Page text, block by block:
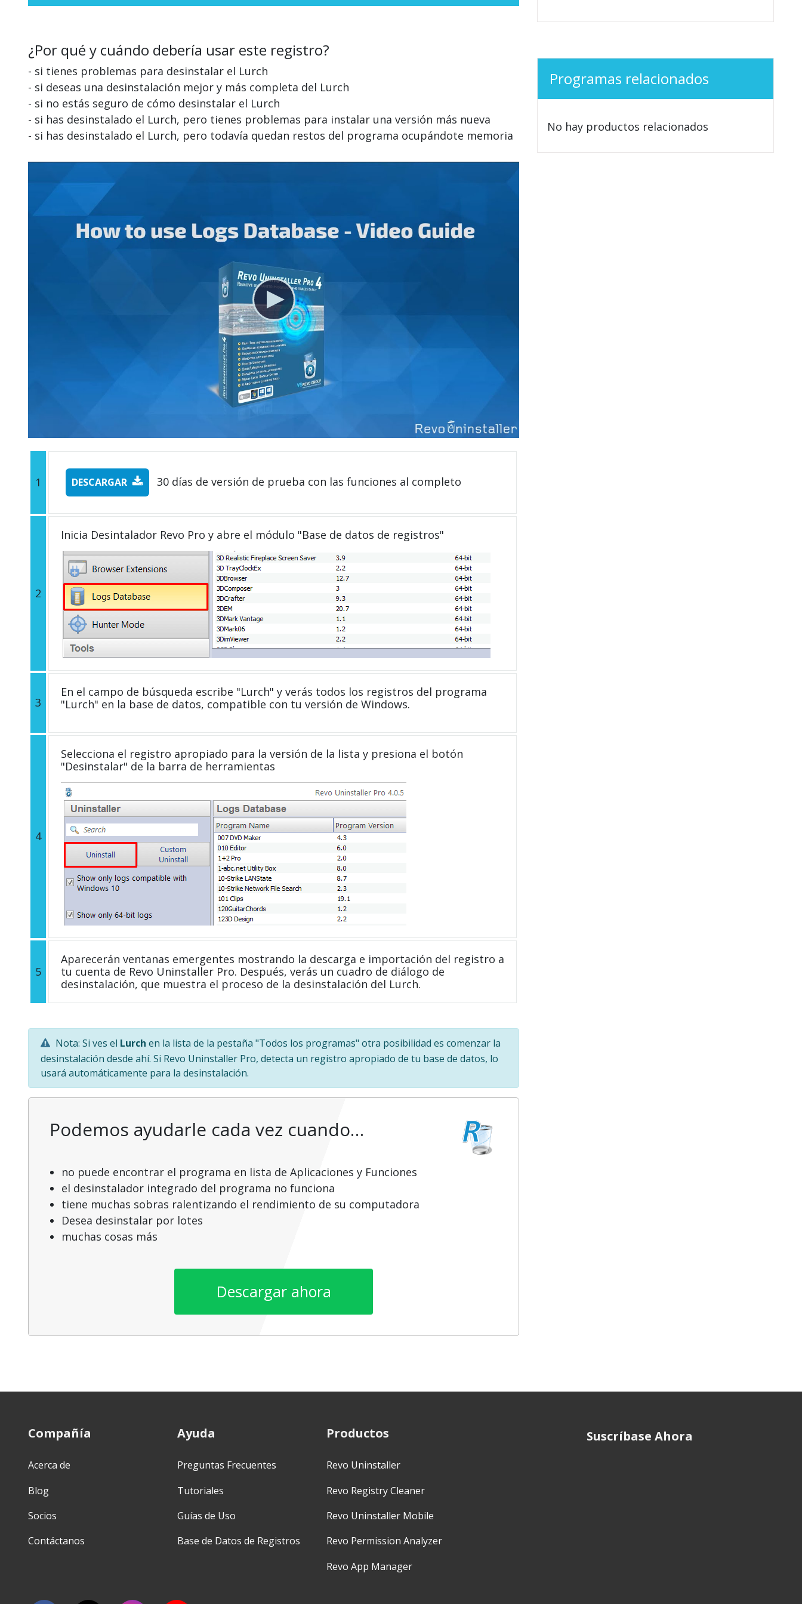
¿Por qué y cuándo debería usar este registro?
- si tienes problemas para desinstalar el Lurch
- si deseas una desinstalación mejor y más completa del Lurch
- si no estás seguro de cómo desinstalar el Lurch
- si has desinstalado el Lurch, pero tienes problemas para instalar una versión más nueva
- si has desinstalado el Lurch, pero todavía quedan restos del programa ocupándote memoria
1 DESCARGAR 30 días de versión de prueba con las funciones al completo
2
Inicia Desintalador Revo Pro y abre el módulo "Base de datos de registros"
3
En el campo de búsqueda escribe "Lurch" y verás todos los registros del programa
"Lurch" en la base de datos, compatible con tu versión de Windows.
4
Selecciona el registro apropiado para la versión de la lista y presiona el botón
"Desinstalar" de la barra de herramientas
5
Aparecerán ventanas emergentes mostrando la descarga e importación del registro a
tu cuenta de Revo Uninstaller Pro. Después, verás un cuadro de diálogo de
desinstalación, que muestra el proceso de la desinstalación del Lurch.
Nota: Si ves el Lurch en la lista de la pestaña "Todos los programas" otra posibilidad es comenzar la
desinstalación desde ahí. Si Revo Uninstaller Pro, detecta un registro apropiado de tu base de datos, lo
usará automáticamente para la desinstalación.
Podemos ayudarle cada vez cuando…
no puede encontrar el programa en lista de Aplicaciones y Funciones
el desinstalador integrado del programa no funciona
tiene muchas sobras ralentizando el rendimiento de su computadora
Desea desinstalar por lotes
muchas cosas más
Descargar ahora
Programas relacionados
No hay productos relacionados
Compañía
Acerca de
Blog
Socios
Contáctanos
Ayuda
Preguntas Frecuentes
Tutoriales
Guías de Uso
Base de Datos de Registros
Productos
Revo Uninstaller
Revo Registry Cleaner
Revo Uninstaller Mobile
Revo Permission Analyzer
Revo App Manager
Suscríbase Ahora